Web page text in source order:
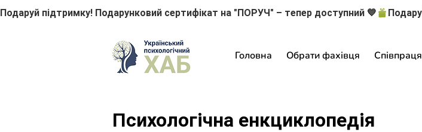
Подаруй підтримку! Подарунковий сертифікат на "ПОРУЧ" – тепер доступний 💙
Головна Обрати фахівця Співпраця
Психологічна енкциклопедія